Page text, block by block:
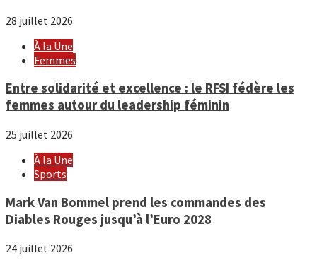
28 juillet 2026
À la Une
Femmes
Entre solidarité et excellence : le RFSI fédère les
femmes autour du leadership féminin
25 juillet 2026
À la Une
Sports
Mark Van Bommel prend les commandes des
Diables Rouges jusqu’à l’Euro 2028
24 juillet 2026